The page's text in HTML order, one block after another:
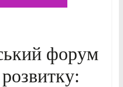
форум
розвитку: